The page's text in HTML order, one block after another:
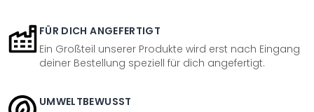
FÜR DICH ANGEFERTIGT
Ein Großteil unserer Produkte wird erst nach Eingang
deiner Bestellung speziell für dich angefertigt.
UMWELTBEWUSST